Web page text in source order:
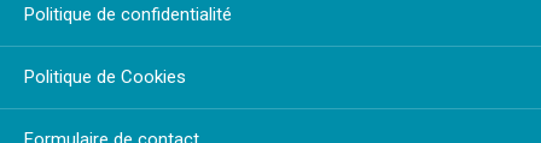
Politique de confidentialité
Politique de Cookies